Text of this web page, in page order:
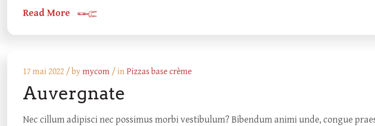
Read More
17 mai 2022 /bymycom / inPizzas base crème
Auvergnate
Nec cillum adipisci nec possimus morbi vestibulum? Bibendum animi unde, congue